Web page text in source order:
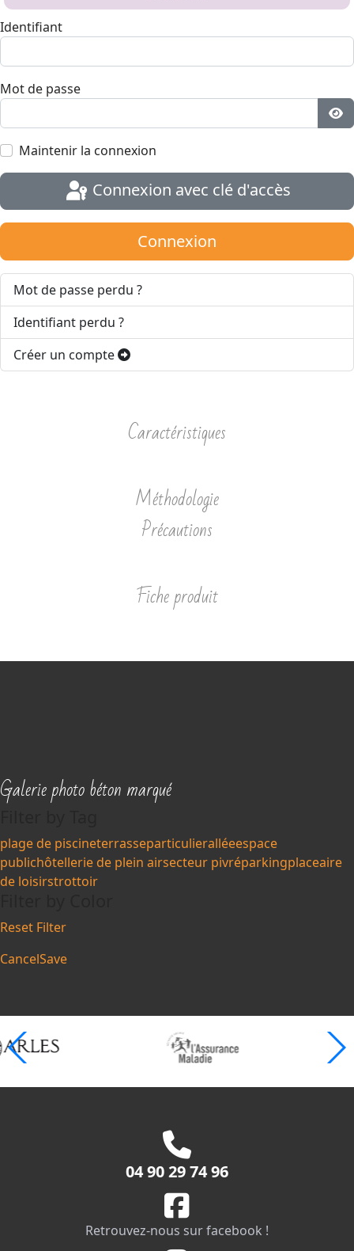
Identifiant
Mot de passe
Maintenir la connexion
Connexion avec clé d'accès
Connexion
Mot de passe perdu ?
Identifiant perdu ?
Créer un compte
Caractéristiques
Méthodologie
Précautions
Fiche produit
Galerie photo béton marqué
plage de piscineterrasseparticulieralléeespace
publichôtellerie de plein airsecteur pivréparkingplaceaire
de loisirstrottoir
Reset Filter
CancelSave
04 90 29 74 96
Retrouvez-nous sur facebook !